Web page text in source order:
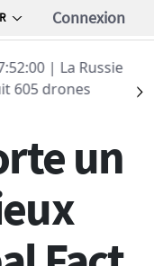
Connexion
| La Russie
605 drones
un